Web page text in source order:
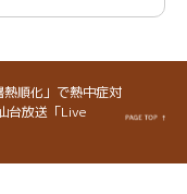
熱順化」で熱中症対
Live